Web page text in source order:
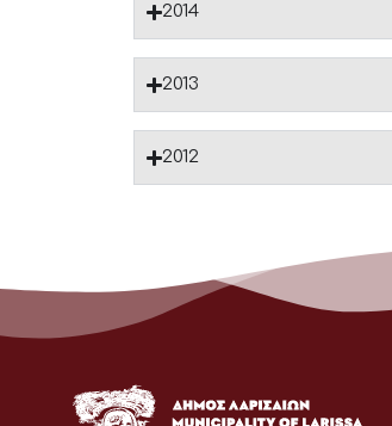
2014
2013
2012